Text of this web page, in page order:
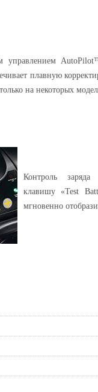
управлением
плавную
на некоторых
Контроль заряда
клавишу «Test
мгновенно